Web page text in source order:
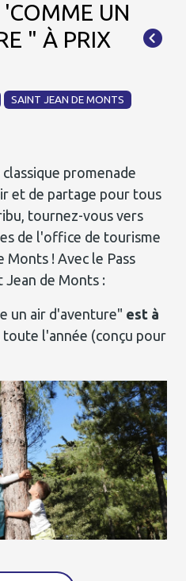
'COMME UN
" À PRIX
SAINT JEAN DE MONTS
promenade
et de partage pour tous
tournez-vous vers
de l'office de tourisme
Monts ! Avec le Pass
Jean de Monts :
un air d'aventure" est à
toute l'année (conçu pour